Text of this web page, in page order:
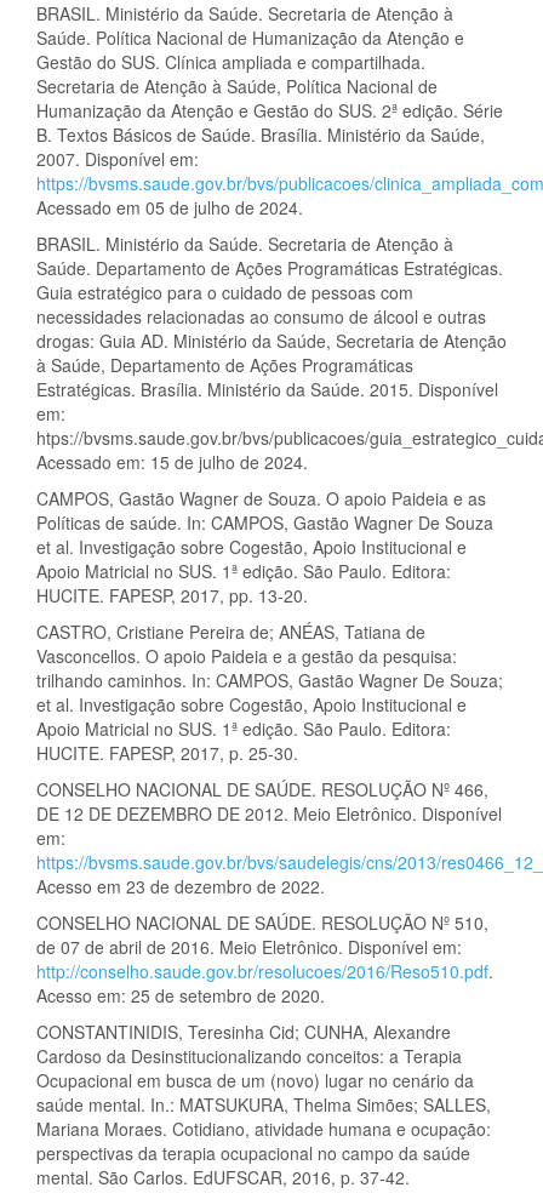
BRASIL. Ministério da Saúde. Secretaria de Atenção à
Saúde. Política Nacional de Humanização da Atenção e
Gestão do SUS. Clínica ampliada e compartilhada.
Secretaria de Atenção à Saúde, Política Nacional de
Humanização da Atenção e Gestão do SUS. 2ª edição. Série
B. Textos Básicos de Saúde. Brasília. Ministério da Saúde,
2007. Disponível em:
https://bvsms.saude.gov.br/bvs/publicacoes/
Acessado em 05 de julho de 2024.
BRASIL. Ministério da Saúde. Secretaria de Atenção à
Saúde. Departamento de Ações Programáticas Estratégicas.
Guia estratégico para o cuidado de pessoas com
necessidades relacionadas ao consumo de álcool e outras
drogas: Guia AD. Ministério da Saúde, Secretaria de Atenção
à Saúde, Departamento de Ações Programáticas
Estratégicas. Brasília. Ministério da Saúde. 2015. Disponível
em:
htps://bvsms.saude.gov.br/bvs/publicacoes/
Acessado em: 15 de julho de 2024.
CAMPOS, Gastão Wagner de Souza. O apoio Paideia e as
Políticas de saúde. In: CAMPOS, Gastão Wagner De Souza
et al. Investigação sobre Cogestão, Apoio Institucional e
Apoio Matricial no SUS. 1ª edição. São Paulo. Editora:
HUCITE. FAPESP, 2017, pp. 13-20.
CASTRO, Cristiane Pereira de; ANÉAS, Tatiana de
Vasconcellos. O apoio Paideia e a gestão da pesquisa:
trilhando caminhos. In: CAMPOS, Gastão Wagner De Souza;
et al. Investigação sobre Cogestão, Apoio Institucional e
Apoio Matricial no SUS. 1ª edição. São Paulo. Editora:
HUCITE. FAPESP, 2017, p. 25-30.
CONSELHO NACIONAL DE SAÚDE. RESOLUÇÃO Nº 466,
DE 12 DE DEZEMBRO DE 2012. Meio Eletrônico. Disponível
em:
https://bvsms.saude.gov.br/bvs/saudelegis/cns/2013/
Acesso em 23 de dezembro de 2022.
CONSELHO NACIONAL DE SAÚDE. RESOLUÇÃO Nº 510,
de 07 de abril de 2016. Meio Eletrônico. Disponível em:
http://conselho.saude.gov.br/resolucoes/2016/Reso510.pdf.
Acesso em: 25 de setembro de 2020.
CONSTANTINIDIS, Teresinha Cid; CUNHA, Alexandre
Cardoso da Desinstitucionalizando conceitos: a Terapia
Ocupacional em busca de um (novo) lugar no cenário da
saúde mental. In.: MATSUKURA, Thelma Simões; SALLES,
Mariana Moraes. Cotidiano, atividade humana e ocupação:
perspectivas da terapia ocupacional no campo da saúde
mental. São Carlos. EdUFSCAR, 2016, p. 37-42.